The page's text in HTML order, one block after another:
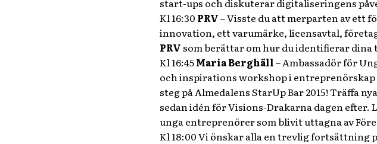
start-ups och diskuterar digitaliseringens
Kl 16:30 PRV– Visste du att merparten av ett
innovation, ett varumärke, licensavtal,
PRV som berättar om hur du identifierar dina
Kl 16:45Maria Berghäll– Ambassadör för
och inspirations workshop i entreprenörskap
steg på Almedalens StarUp Bar 2015! Träffa
sedan idén för Visions-Drakarna dagen efter.
unga entreprenörer som blivit uttagna av
Kl 18:00 Vi önskar alla en trevlig fortsättning